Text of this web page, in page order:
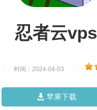
忍者云vps
时间：2024-04-03
苹果下载